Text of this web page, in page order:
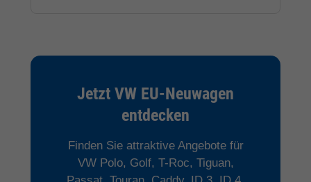
Jetzt VW EU-Neuwagen
entdecken
Finden Sie attraktive Angebote für
VW Polo, Golf, T-Roc, Tiguan,